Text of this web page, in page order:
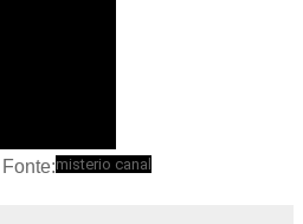
misterio canal